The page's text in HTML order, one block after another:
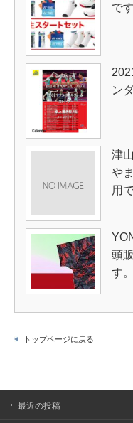
で
ン
津
や
用
頭
す。
トップページに戻る
最近の投稿